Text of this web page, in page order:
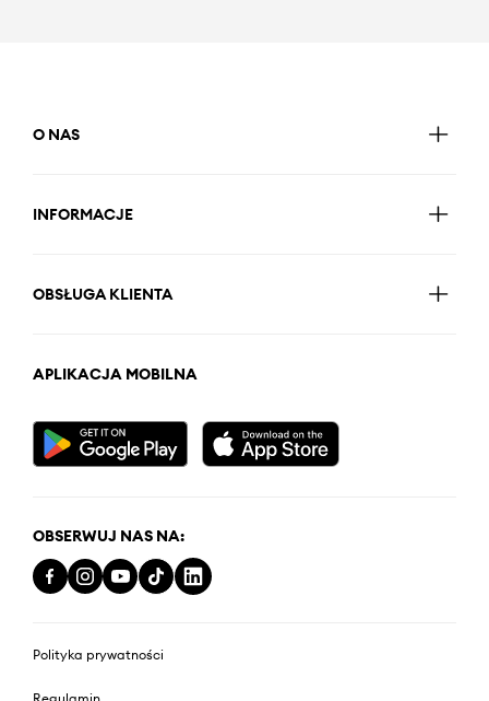
O NAS
INFORMACJE
OBSŁUGA KLIENTA
APLIKACJA MOBILNA
OBSERWUJ NAS NA:
Polityka prywatności